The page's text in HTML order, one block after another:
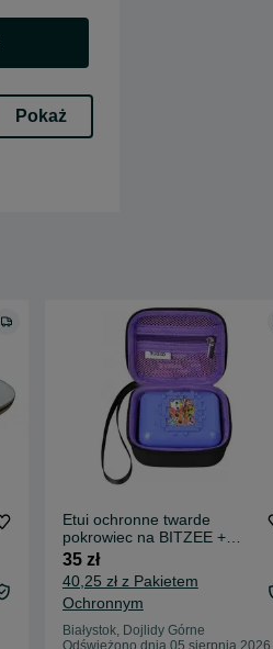
Pokaż
Etui ochronne twarde
pokrowiec na BITZEE +
krótka smycz CZARNE
OSDUE
35 zł
40,25 zł z Pakietem
Ochronnym
Białystok, Dojlidy Górne